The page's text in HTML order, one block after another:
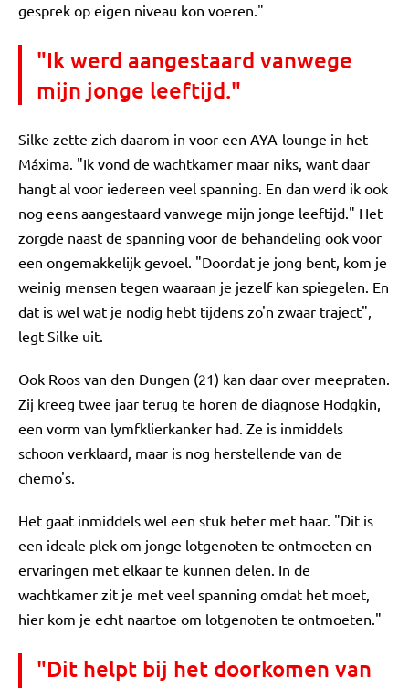
gesprek op eigen niveau kon voeren."
"Ik werd aangestaard vanwege
mijn jonge leeftijd."
Silke zette zich daarom in voor een AYA-lounge in het
Máxima. "Ik vond de wachtkamer maar niks, want daar
hangt al voor iedereen veel spanning. En dan werd ik ook
nog eens aangestaard vanwege mijn jonge leeftijd." Het
zorgde naast de spanning voor de behandeling ook voor
een ongemakkelijk gevoel. "Doordat je jong bent, kom je
weinig mensen tegen waaraan je jezelf kan spiegelen. En
dat is wel wat je nodig hebt tijdens zo'n zwaar traject",
legt Silke uit.
Ook Roos van den Dungen (21) kan daar over meepraten.
Zij kreeg twee jaar terug te horen de diagnose Hodgkin,
een vorm van lymfklierkanker had. Ze is inmiddels
schoon verklaard, maar is nog herstellende van de
chemo's.
Het gaat inmiddels wel een stuk beter met haar. "Dit is
een ideale plek om jonge lotgenoten te ontmoeten en
ervaringen met elkaar te kunnen delen. In de
wachtkamer zit je met veel spanning omdat het moet,
hier kom je echt naartoe om lotgenoten te ontmoeten."
"Dit helpt bij het doorkomen van